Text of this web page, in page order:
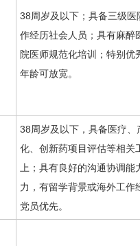
38周岁及以下；具备三级医
作经历社会人员；具有麻醉
院医师规范化培训；特别优
年龄可放宽。
38周岁及以下，具备医疗、
化、创新药项目评估等相关
上；具有良好的沟通协调
力，有留学背景或海外工作
党员优先。